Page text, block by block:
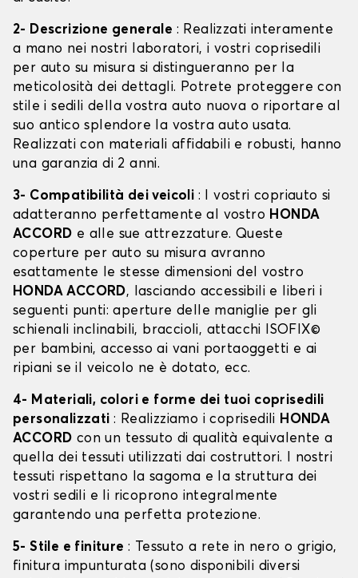
2- Descrizione generale : Realizzati interamente
a mano nei nostri laboratori, i vostri coprisedili
per auto su misura si distingueranno per la
meticolosità dei dettagli. Potrete proteggere con
stile i sedili della vostra auto nuova o riportare al
suo antico splendore la vostra auto usata.
Realizzati con materiali affidabili e robusti, hanno
una garanzia di 2 anni.
3- Compatibilità dei veicoli : I vostri copriauto si
adatteranno perfettamente al vostro HONDA
ACCORD e alle sue attrezzature. Queste
coperture per auto su misura avranno
esattamente le stesse dimensioni del vostro
HONDA ACCORD, lasciando accessibili e liberi i
seguenti punti: aperture delle maniglie per gli
schienali inclinabili, braccioli, attacchi ISOFIX©
per bambini, accesso ai vani portaoggetti e ai
ripiani se il veicolo ne è dotato, ecc.
4- Materiali, colori e forme dei tuoi coprisedili
personalizzati: Realizziamo i coprisedili HONDA
ACCORD con un tessuto di qualità equivalente a
quella dei tessuti utilizzati dai costruttori. I nostri
tessuti rispettano la sagoma e la struttura dei
vostri sedili e li ricoprono integralmente
garantendo una perfetta protezione.
5- Stile e finiture : Tessuto a rete in nero o grigio,
finitura impunturata (sono disponibili diversi